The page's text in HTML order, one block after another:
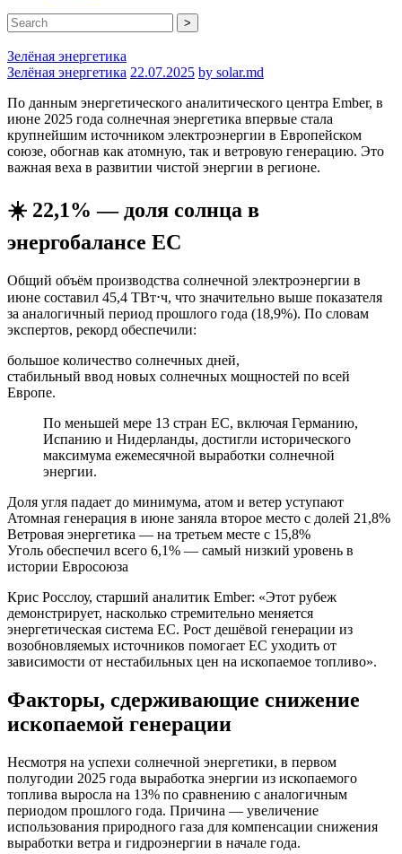
>
Зелёная энергетика
Зелёная энергетика 22.07.2025 by solar.md
По данным энергетического аналитического центра Ember, в
июне 2025 года солнечная энергетика впервые стала
крупнейшим источником электроэнергии в Европейском
союзе, обогнав как атомную, так и ветровую генерацию. Это
важная веха в развитии чистой энергии в регионе.
☀️ 22,1% — доля солнца в
энергобалансе ЕС
Общий объём производства солнечной электроэнергии в
июне составил 45,4 ТВт⋅ч, что значительно выше показателя
за аналогичный период прошлого года (18,9%). По словам
экспертов, рекорд обеспечили:
большое количество солнечных дней,
стабильный ввод новых солнечных мощностей по всей
Европе.
По меньшей мере 13 стран ЕС, включая Германию,
Испанию и Нидерланды, достигли исторического
максимума ежемесячной выработки солнечной
энергии.
Доля угля падает до минимума, атом и ветер уступают
Атомная генерация в июне заняла второе место с долей 21,8%
Ветровая энергетика — на третьем месте с 15,8%
Уголь обеспечил всего 6,1% — самый низкий уровень в
истории Евросоюза
Крис Росслоу, старший аналитик Ember: «Этот рубеж
демонстрирует, насколько стремительно меняется
энергетическая система ЕС. Рост дешёвой генерации из
возобновляемых источников помогает ЕС уходить от
зависимости от нестабильных цен на ископаемое топливо».
Факторы, сдерживающие снижение
ископаемой генерации
Несмотря на успехи солнечной энергетики, в первом
полугодии 2025 года выработка энергии из ископаемого
топлива выросла на 13% по сравнению с аналогичным
периодом прошлого года. Причина — увеличение
использования природного газа для компенсации снижения
выработки ветра и гидроэнергии в начале года.